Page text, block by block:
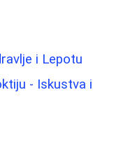
i Lepotu
- Iskustva i